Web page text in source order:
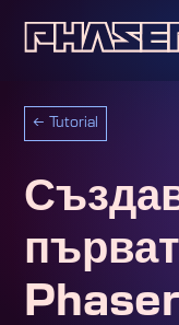
← Tutorial